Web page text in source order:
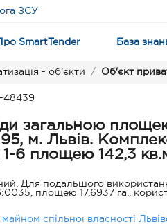
ЗСУ
Про SmartTender База
- об’єкти Об'єкт
48439
загальною
95, м. Львів.
1-6 площею 142,3
91,5 кв.м.
Для подальшого
площею 17,6937 га.,
спільної власності